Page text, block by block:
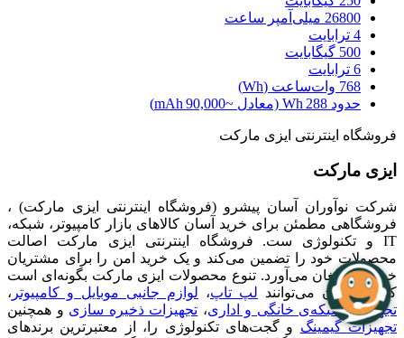
26800 میلی‌آمپر ساعت
4 ترابایت
500 گیگابایت
6 ترابایت
768 وات‌ساعت (Wh)
حدود 288 Wh (معادل ~90,000 mAh)
فروشگاه اینترنتی ایزی مارکت
ایزی مارکت
شرکت نوآوران آسان پیشرو (فروشگاه اینترنتی ایزی مارکت) ،
فروشگاهی مطمئن برای خرید آسان کالاهای بازار کامپیوتر، شبکه،
IT و تکنولوژی ست. فروشگاه اینترنتی ایزی مارکت اصالت
محصولات خود را تضمین می‌کند و یک خرید امن را برای مشتریان
خود به ارمغان می‌آورد. تنوع محصولات ایزی مارکت بگونه‌ای است
که مشتریان می‌توانند لپ تاپ، لوازم جانبی موبایل و کامپیوتر ،
تجهیزات شبکه‌ی خانگی و اداری، تجهیزات ذخیره سازی و همچنین
تجهیزات گیمینگ و گجت‌های تکنولوژی را، از معتبرترین برندهای